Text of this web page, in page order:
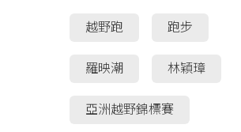
越野跑 跑步
羅映潮 林穎璋
亞洲越野錦標賽